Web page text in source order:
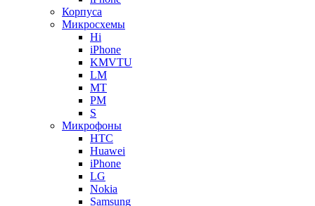
Корпуса
Микросхемы
Hi
iPhone
KMVTU
LM
MT
PM
S
Микрофоны
HTC
Huawei
iPhone
LG
Nokia
Samsung